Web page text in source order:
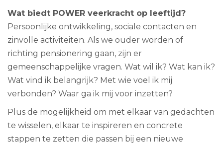
Wat biedt POWER veerkracht op leeftijd?
Persoonlijke ontwikkeling, sociale contacten en
zinvolle activiteiten. Als we ouder worden of
richting pensionering gaan, zijn er
gemeenschappelijke vragen. Wat wil ik? Wat kan ik?
Wat vind ik belangrijk? Met wie voel ik mij
verbonden? Waar ga ik mij voor inzetten?
Plus de mogelijkheid om met elkaar van gedachten
te wisselen, elkaar te inspireren en concrete
stappen te zetten die passen bij een nieuwe